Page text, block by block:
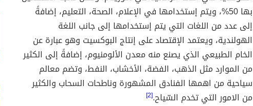
بها 50%، ويتم إستخدامها في الإعلام، الصحة، التعليم، إضافةً
إلى عدد من اللغات التي يتم إستخدامها إلى جانب اللغة
الهولندية، ويعتمد الإقتصاد على إنتاج البوكسيت وهو عبارة عن
الخام الطبيعي الذي يصنع منه معدن الألومنيوم، إضافةً إلى الكثير
من الموارد مثل الذهب، الفضة، الأخشاب، النفط، وتضم معالم
سياحية من اهمها الفنادق المشهورة وناطحات السحاب والكثير
من الامور التي تخدم السّياح.[2]